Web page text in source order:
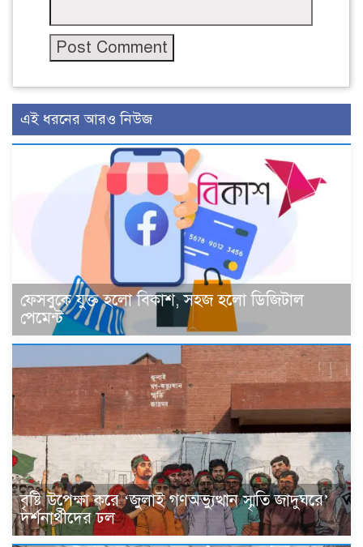
এই ধরনের আরও নিউজ
ফেসবুকে যুক্ত হলো বিকাশ, সহজ হলো ডিজিটাল
পেমেন্ট
বৃষ্টি উপেক্ষা করে ‘জুলাই গণঅভ্যুত্থান স্মৃতি জাদুঘরে’
দর্শনার্থীদের ঢল